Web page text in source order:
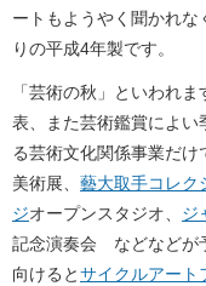
ートもようやく聞かれ
りの平成4年製です。
「芸術の秋」といわれ
表、また芸術鑑賞によい
る芸術文化関係事業だけ
美術展、 藝大取手コレク
ジオープンスタジオ、 ジ
記念演奏会 などなどが
向けるとサイクルアート